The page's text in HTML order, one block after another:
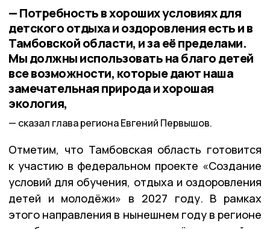
— Потребность в хороших условиях для
детского отдыха и оздоровления есть и в
Тамбовской области, и за её пределами.
Мы должны использовать на благо детей
все возможности, которые дают наша
замечательная природа и хорошая
экология,
сказал глава региона Евгений Первышов.
Отметим, что Тамбовская область готовится
к участию в федеральном проекте «Создание
условий для обучения, отдыха и оздоровления
детей и молодёжи» в 2027 году. В рамках
этого направления в нынешнем году в регионе